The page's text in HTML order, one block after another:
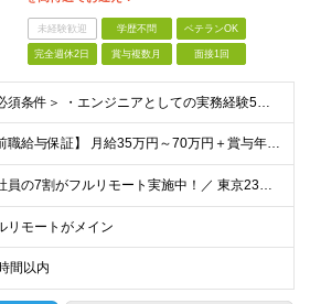
未経験歓迎 学歴不問 ベテランOK
完全週休2日 賞与複数月 面接1回
＜必須条件＞ ・エンジニアとしての実務経験5年以上 ＜尚可条件＞ ・PM、PL経験 ・後輩指導やチームリーダーなど、何らかのリード経験 ※リーダー未経験の方のご応募も大歓迎です！ポテンシャル採用を
【前職給与保証】 月給35万円～70万円＋賞与年2回＋各種手当 ※前職の給与・スキル・経験を考慮の上、決定いたします。 ※月給には固定残業代（月30時間分／5万円～10万円）を含みます。超過分は別途
＼社員の7割がフルリモート実施中！／ 東京23区内など1都3県を中心としたプロジェクト先での勤務となります。 ※勤務地は希望を考慮します ≪本社≫ 東京都渋谷区恵比寿南1丁目3番7号 隅越ビル5階
リモートがメイン
間以内